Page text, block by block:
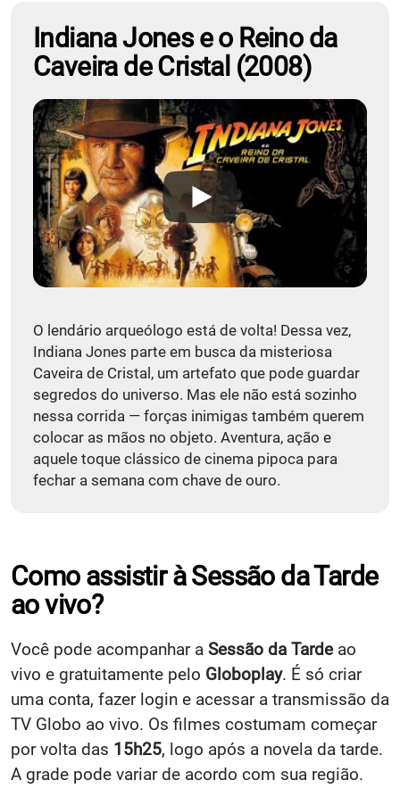
Indiana Jones e o Reino da
Caveira de Cristal (2008)
O lendário arqueólogo está de volta! Dessa vez,
Indiana Jones parte em busca da misteriosa
Caveira de Cristal, um artefato que pode guardar
segredos do universo. Mas ele não está sozinho
nessa corrida — forças inimigas também querem
colocar as mãos no objeto. Aventura, ação e
aquele toque clássico de cinema pipoca para
fechar a semana com chave de ouro.
Como assistir à Sessão da Tarde
ao vivo?
Você pode acompanhar a Sessão da Tardeao
vivo e gratuitamente pelo Globoplay. É só criar
uma conta, fazer login e acessar a transmissão da
TV Globo ao vivo. Os filmes costumam começar
por volta das 15h25, logo após a novela da tarde.
A grade pode variar de acordo com sua região.